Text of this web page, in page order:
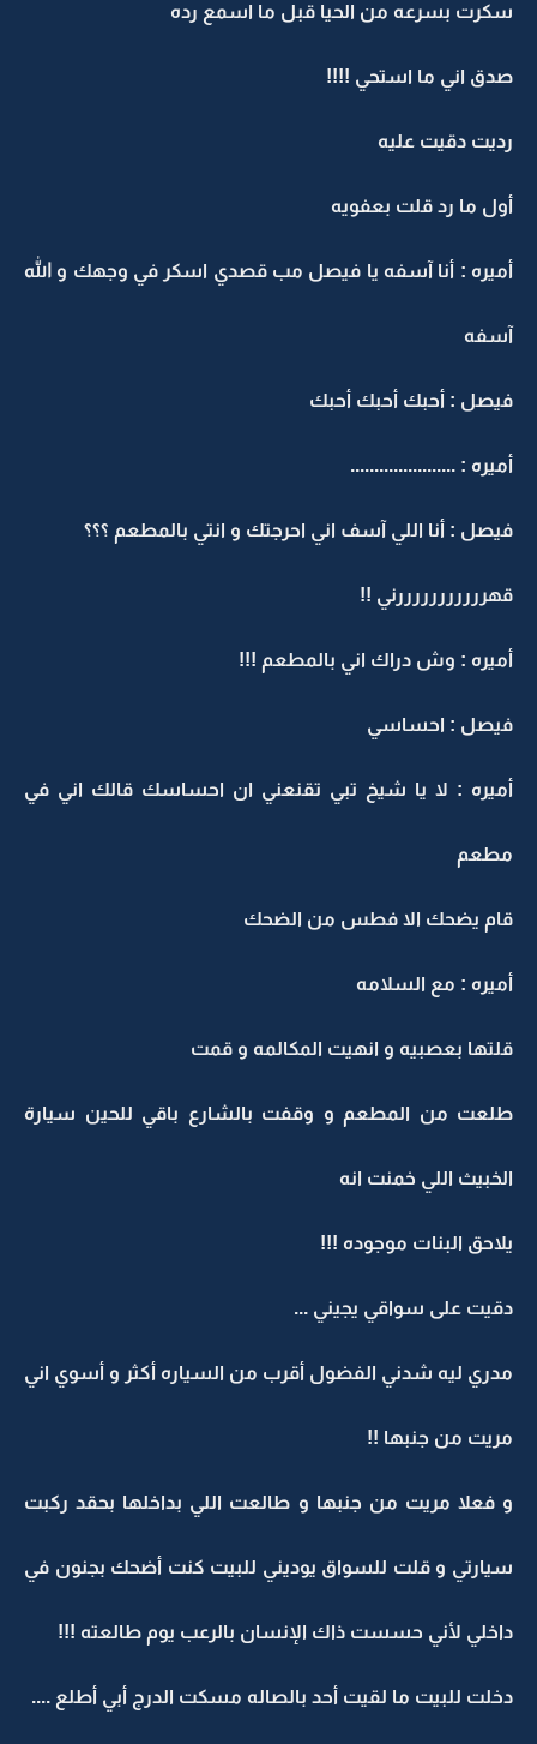
سكرت بسرعه من الحيا قبل ما اسمع رده
صدق اني ما استحي !!!!
رديت دقيت عليه
أول ما رد قلت بعفويه
أميره : أنا آسفه يا فيصل مب قصدي اسكر في وجهك و الله
آسفه
فيصل : أحبك أحبك أحبك
أميره : ......................
فيصل : أنا اللي آسف اني احرجتك و انتي بالمطعم ؟؟؟
قهرررررررررررني !!
أميره : وش دراك اني بالمطعم !!!
فيصل : احساسي
أميره : لا يا شيخ تبي تقنعني ان احساسك قالك اني في
مطعم
قام يضحك الا فطس من الضحك
أميره : مع السلامه
قلتها بعصبيه و انهيت المكالمه و قمت
طلعت من المطعم و وقفت بالشارع باقي للحين سيارة
الخبيث اللي خمنت انه
يلاحق البنات موجوده !!!
دقيت على سواقي يجيني ...
مدري ليه شدني الفضول أقرب من السياره أكثر و أسوي اني
مريت من جنبها !!
و فعلا مريت من جنبها و طالعت اللي بداخلها بحقد ركبت
سيارتي و قلت للسواق يوديني للبيت كنت أضحك بجنون في
داخلي لأني حسست ذاك الإنسان بالرعب يوم طالعته !!!
دخلت للبيت ما لقيت أحد بالصاله مسكت الدرج أبي أطلع ....